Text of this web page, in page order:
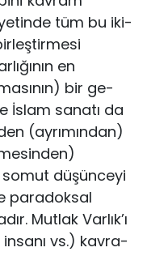
tüm bu iki­
en
bir ge­
İslam sanatı da
(ayrımından)
düşünceyi
paradoksal
Mutlak Varlık’ı
insanı vs.) kavra­